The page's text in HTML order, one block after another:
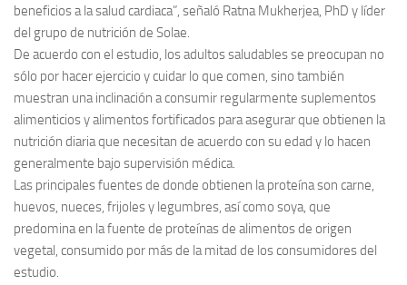
beneficios a la salud cardiaca”, señaló Ratna Mukherjea, PhD y líder
del grupo de nutrición de Solae.
De acuerdo con el estudio, los adultos saludables se preocupan no
sólo por hacer ejercicio y cuidar lo que comen, sino también
muestran una inclinación a consumir regularmente suplementos
alimenticios y alimentos fortificados para asegurar que obtienen la
nutrición diaria que necesitan de acuerdo con su edad y lo hacen
generalmente bajo supervisión médica.
Las principales fuentes de donde obtienen la proteína son carne,
huevos, nueces, frijoles y legumbres, así como soya, que
predomina en la fuente de proteínas de alimentos de origen
vegetal, consumido por más de la mitad de los consumidores del
estudio.